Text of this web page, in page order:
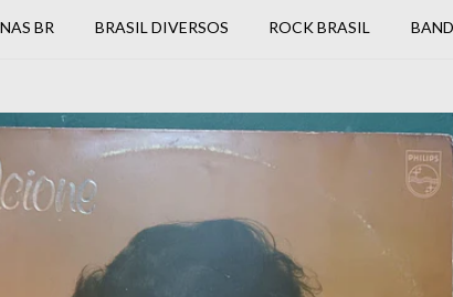
BR BRASIL DIVERSOS ROCK BRASIL